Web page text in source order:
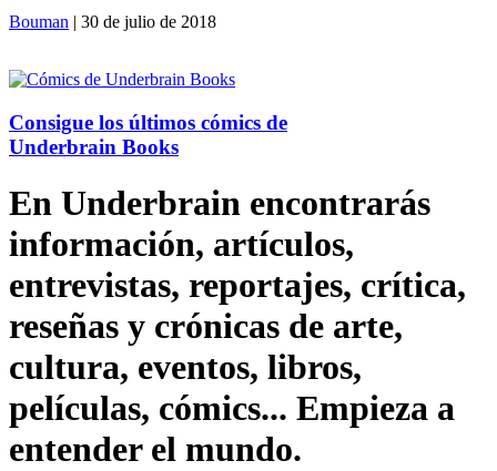
Bouman | 30 de julio de 2018
Consigue los últimos cómics de
Underbrain Books
En Underbrain encontrarás
información, artículos,
entrevistas, reportajes, crítica,
reseñas y crónicas de arte,
cultura, eventos, libros,
películas, cómics... Empieza a
entender el mundo.